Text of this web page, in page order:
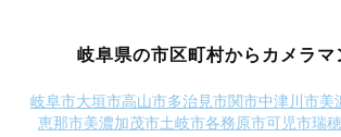
岐阜県の市区町村からカメラマ
岐阜市大垣市高山市多治見市関市中津川市美
恵那市美濃加茂市土岐市各務原市可児市瑞